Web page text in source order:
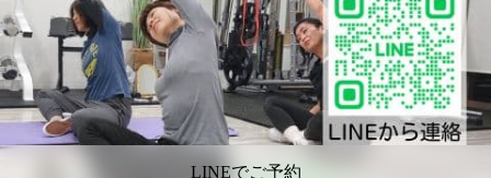
LINEでご予約